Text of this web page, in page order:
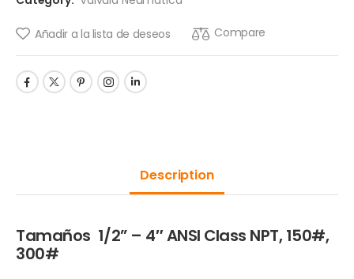
Añadir a la lista de deseos Compare
Description
Tamaños 1/2” – 4″ ANSI Class NPT, 150#,
300#